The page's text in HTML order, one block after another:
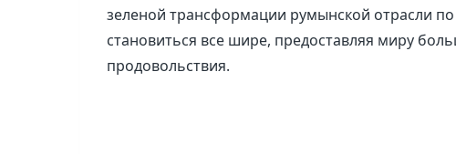
зеленой трансформации румынской отрасли
становиться все шире, предоставляя миру
продовольствия.